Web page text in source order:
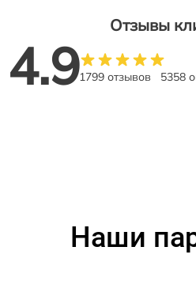
Отзывы
4.91799 отзывов 5358
Наши